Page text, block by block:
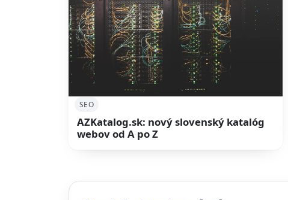
SEO
AZKatalog.sk: nový slovenský katalóg
webov od A po Z